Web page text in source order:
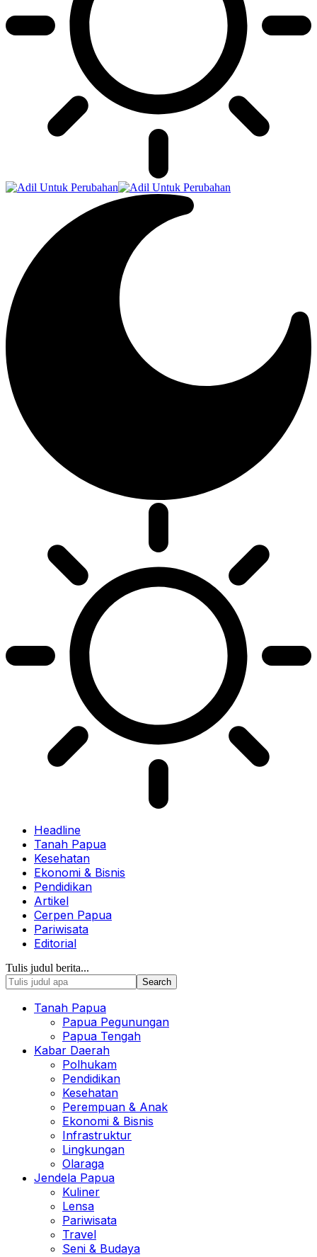
Headline
Tanah Papua
Kesehatan
Ekonomi & Bisnis
Pendidikan
Artikel
Cerpen Papua
Pariwisata
Editorial
Tulis judul berita...
Tanah Papua
Papua Pegunungan
Papua Tengah
Kabar Daerah
Polhukam
Pendidikan
Kesehatan
Perempuan & Anak
Ekonomi & Bisnis
Infrastruktur
Lingkungan
Olaraga
Jendela Papua
Kuliner
Lensa
Pariwisata
Travel
Seni & Budaya